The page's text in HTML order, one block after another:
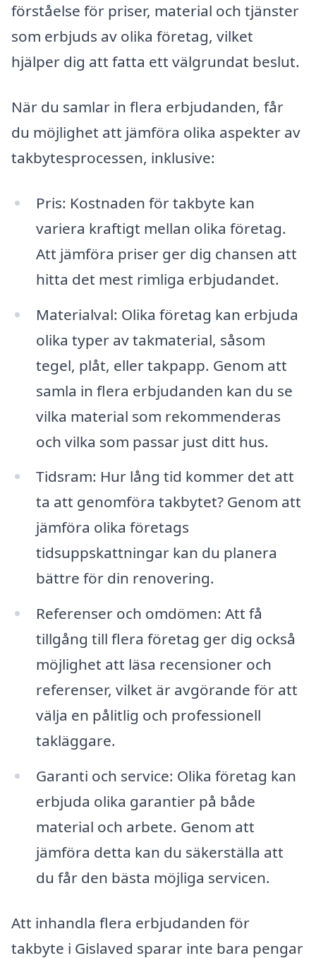
förståelse för priser, material och tjänster
som erbjuds av olika företag, vilket
hjälper dig att fatta ett välgrundat beslut.
När du samlar in flera erbjudanden, får
du möjlighet att jämföra olika aspekter av
takbytesprocessen, inklusive:
Pris: Kostnaden för takbyte kan
variera kraftigt mellan olika företag.
Att jämföra priser ger dig chansen att
hitta det mest rimliga erbjudandet.
Materialval: Olika företag kan erbjuda
olika typer av takmaterial, såsom
tegel, plåt, eller takpapp. Genom att
samla in flera erbjudanden kan du se
vilka material som rekommenderas
och vilka som passar just ditt hus.
Tidsram: Hur lång tid kommer det att
ta att genomföra takbytet? Genom att
jämföra olika företags
tidsuppskattningar kan du planera
bättre för din renovering.
Referenser och omdömen: Att få
tillgång till flera företag ger dig också
möjlighet att läsa recensioner och
referenser, vilket är avgörande för att
välja en pålitlig och professionell
takläggare.
Garanti och service: Olika företag kan
erbjuda olika garantier på både
material och arbete. Genom att
jämföra detta kan du säkerställa att
du får den bästa möjliga servicen.
Att inhandla flera erbjudanden för
takbyte i Gislaved sparar inte bara pengar